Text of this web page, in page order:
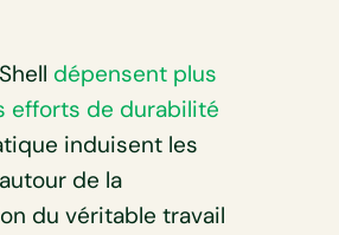
dépensent plus
efforts de durabilité
induisent les
de la
du véritable travail